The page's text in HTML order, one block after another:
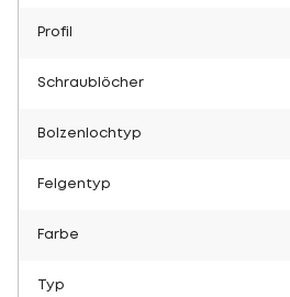
Profil
Schraublöcher
Bolzenlochtyp
Felgentyp
Farbe
Typ